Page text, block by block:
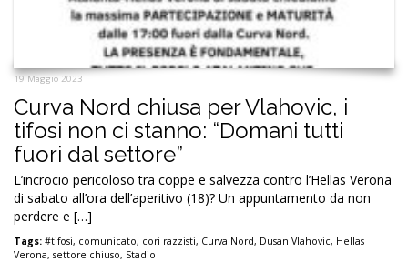
19 Maggio 2023
Curva Nord chiusa per Vlahovic, i
tifosi non ci stanno: “Domani tutti
fuori dal settore”
L’incrocio pericoloso tra coppe e salvezza contro l’Hellas Verona
di sabato all’ora dell’aperitivo (18)? Un appuntamento da non
perdere e […]
Tags: #tifosi, comunicato, cori razzisti, Curva Nord, Dusan Vlahovic, Hellas
Verona, settore chiuso, Stadio